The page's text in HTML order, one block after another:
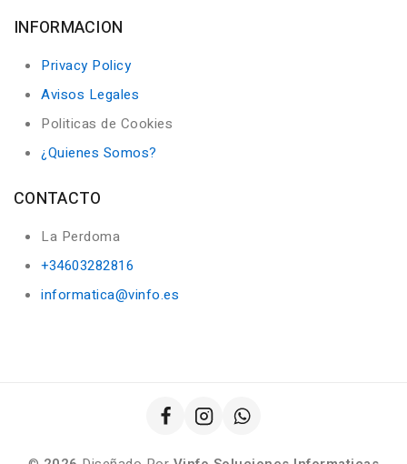
INFORMACION
Privacy Policy
Avisos Legales
Politicas de Cookies
¿Quienes Somos?
CONTACTO
La Perdoma
+34603282816
informatica@vinfo.es